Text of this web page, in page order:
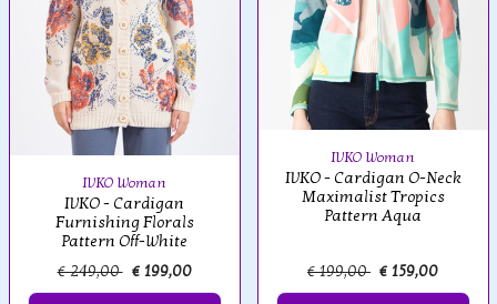
IVKO Woman
IVKO - Cardigan
Furnishing Florals
Pattern Off-White
€ 249,00 € 199,00
IVKO Woman
IVKO - Cardigan O-Neck
Maximalist Tropics
Pattern Aqua
€ 199,00 € 159,00